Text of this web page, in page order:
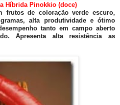
Híbrida Pinokkio (doce)
frutos de coloração verde escuro,
alta produtividade e ótimo
tanto em campo aberto
Apresenta alta resistência as